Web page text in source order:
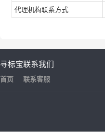
代理机构联系方式
寻标宝
首页
联系我们
联系客服